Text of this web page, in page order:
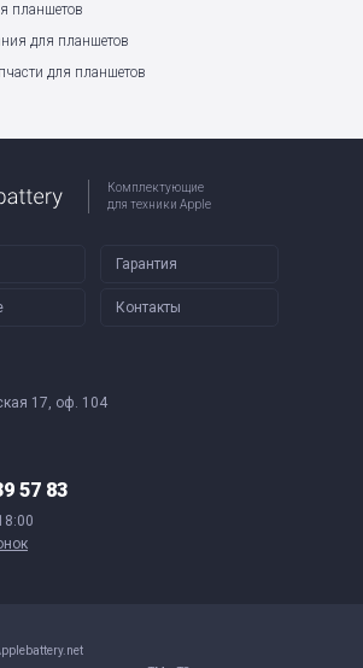
планшетов
для планшетов
для планшетов
Комплектующие
для техники Apple
Гарантия
Контакты
17, оф. 104
57 83